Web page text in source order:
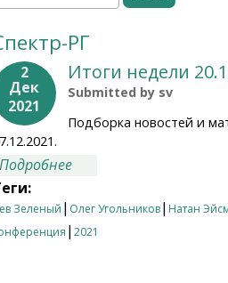
РГ
2
Дек
2021
Итоги недели
Submitted by sv
Подборка новостей и
Подробнее
Зеленый | Олег Угольников| Натан
| 2021